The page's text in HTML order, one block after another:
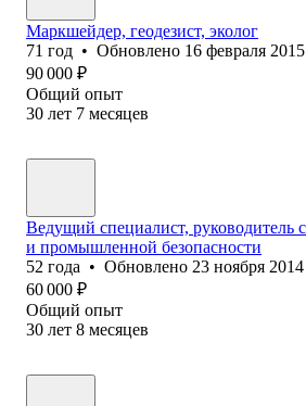
Маркшейдер, геодезист, эколог
71 год • Обновлено 16 февраля 2015
90 000 ₽
Общий опыт
30 лет 7 месяцев
Ведущий специалист, руководитель
и промышленной безопасности
52 года • Обновлено 23 ноября 2014
60 000 ₽
Общий опыт
30 лет 8 месяцев